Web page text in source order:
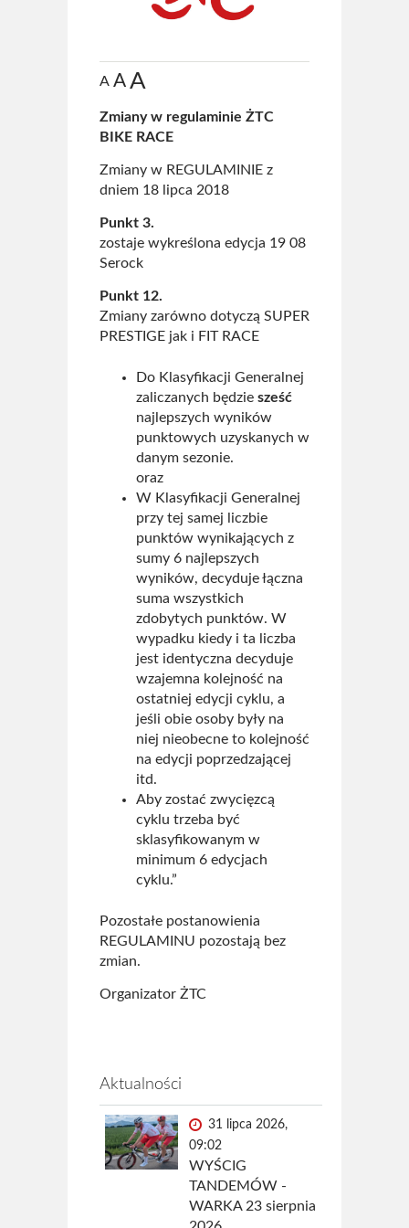
Archiwum 2024
Archiwum 2021
Archiwum 2020
Fotogaleria
Informacje
Historia ŻTC
Kto jest kto
Strój kolarski ŻTC
Regulamin
Statut ŻTC
Sklep
Kontakt
A AA
Zmiany w regulaminie ŻTC
BIKE RACE
Zmiany w REGULAMINIE z
dniem 18 lipca 2018
Punkt 3.
zostaje wykreślona edycja 19 08
Serock
Punkt 12.
Zmiany zarówno dotyczą SUPER
PRESTIGE jak i FIT RACE
Do Klasyfikacji Generalnej
zaliczanych będzie sześć
najlepszych wyników
punktowych uzyskanych w
danym sezonie.
oraz
W Klasyfikacji Generalnej
przy tej samej liczbie
punktów wynikających z
sumy 6 najlepszych
wyników, decyduje łączna
suma wszystkich
zdobytych punktów. W
wypadku kiedy i ta liczba
jest identyczna decyduje
wzajemna kolejność na
ostatniej edycji cyklu, a
jeśli obie osoby były na
niej nieobecne to kolejność
na edycji poprzedzającej
itd.
Aby zostać zwycięzcą
cyklu trzeba być
sklasyfikowanym w
minimum 6 edycjach
cyklu.”
Pozostałe postanowienia
REGULAMINU pozostają bez
zmian.
Organizator ŻTC
Aktualności
31 lipca 2026,
09:02
WYŚCIG
TANDEMÓW -
WARKA 23 sierpnia